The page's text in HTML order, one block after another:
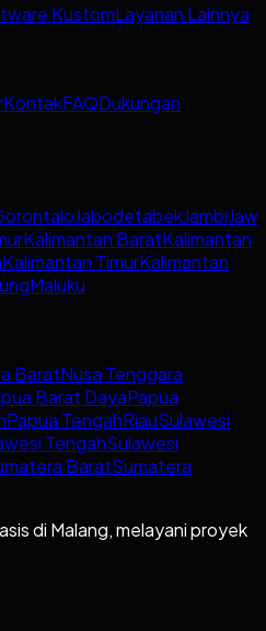
KustomLayanan Lainnya
KontakFAQDukungan
JabodetabekJambi
Kalimantan BaratKalimantan
Kalimantan TimurKalimantan
Maluku
BaratNusa Tenggara
Barat DayaPapua
Papua TengahRiauSulawesi
TengahSulawesi
BaratSumatera
di Malang, melayani proyek